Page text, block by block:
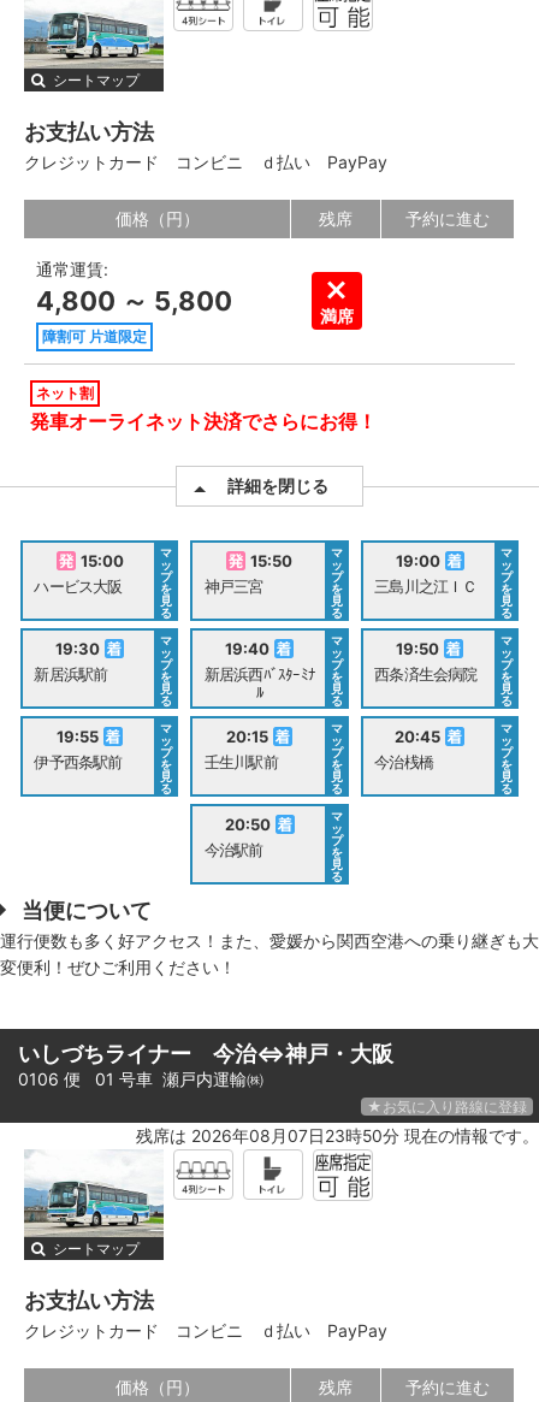
シートマップ
お支払い方法
クレジットカード コンビニ ｄ払い PayPay
価格（円） 残席 予約に進む
通常運賃:
4,800 ～ 5,800
障割可 片道限定
満席
ネット割
発車オーライネット決済でさらにお得！
詳細を閉じる
15:00
ハービス大阪
マ
ッ
プ
を
見
る
15:50
神戸三宮
マ
ッ
プ
を
見
る
19:00
三島川之江ＩＣ
マ
ッ
プ
を
見
る
19:30
新居浜駅前
マ
ッ
プ
を
見
る
19:40
新居浜西ﾊﾞｽﾀｰﾐﾅ
ﾙ
マ
ッ
プ
を
見
る
19:50
西条済生会病院
マ
ッ
プ
を
見
る
19:55
伊予西条駅前
マ
ッ
プ
を
見
る
20:15
壬生川駅前
マ
ッ
プ
を
見
る
20:45
今治桟橋
マ
ッ
プ
を
見
る
20:50
今治駅前
マ
ッ
プ
を
見
る
当便について
運行便数も多く好アクセス！また、愛媛から関西空港への乗り継ぎも大
変便利！ぜひご利用ください！
いしづちライナー 今治⇔神戸・大阪
0106 便 01 号車 瀬戸内運輸㈱
★お気に入り路線に登録
残席は 2026年08月07日23時50分 現在の情報です。
シートマップ
お支払い方法
クレジットカード コンビニ ｄ払い PayPay
価格（円） 残席 予約に進む